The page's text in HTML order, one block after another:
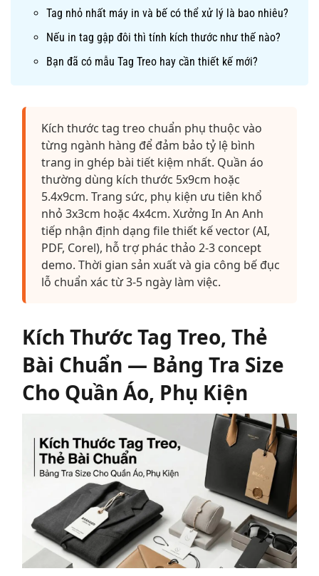
Tag nhỏ nhất máy in và bế có thể xử lý là bao nhiêu?
Nếu in tag gập đôi thì tính kích thước như thế nào?
Bạn đã có mẫu Tag Treo hay cần thiết kế mới?
Kích thước tag treo chuẩn phụ thuộc vào
từng ngành hàng để đảm bảo tỷ lệ bình
trang in ghép bài tiết kiệm nhất. Quần áo
thường dùng kích thước 5x9cm hoặc
5.4x9cm. Trang sức, phụ kiện ưu tiên khổ
nhỏ 3x3cm hoặc 4x4cm. Xưởng In An Anh
tiếp nhận định dạng file thiết kế vector (AI,
PDF, Corel), hỗ trợ phác thảo 2-3 concept
demo. Thời gian sản xuất và gia công bế đục
lỗ chuẩn xác từ 3-5 ngày làm việc.
Kích Thước Tag Treo, Thẻ
Bài Chuẩn — Bảng Tra Size
Cho Quần Áo, Phụ Kiện